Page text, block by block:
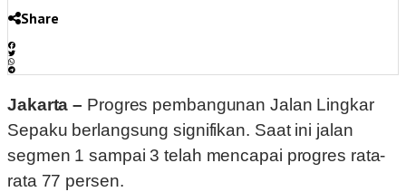
Share
Jakarta – Progres pembangunan Jalan Lingkar
Sepaku berlangsung signifikan. Saat ini jalan
segmen 1 sampai 3 telah mencapai progres rata-
rata 77 persen.